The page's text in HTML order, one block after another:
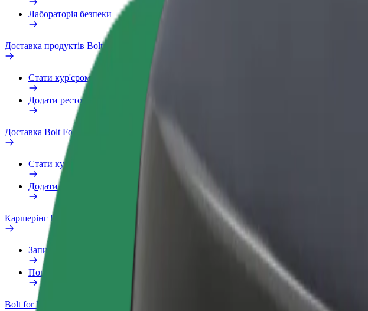
Лабораторія безпеки
Доставка продуктів Bolt Market
Стати кур'єром
Додати ресторан чи крамницю
Доставка Bolt Food
Стати кур'єром
Додати ресторан чи крамницю
Каршерінг Bolt Drive
Запитання та відповіді
Повідомити про проблему з ТЗ
Bolt for Business